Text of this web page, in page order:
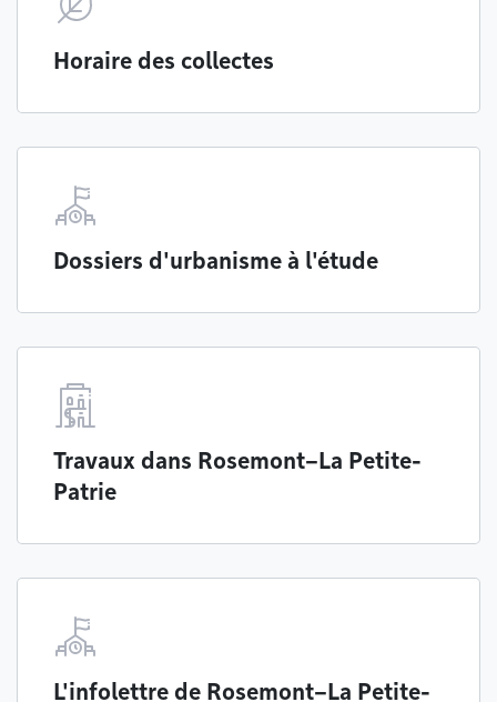
Horaire des collectes
Dossiers d'urbanisme à l'étude
Travaux dans Rosemont–La Petite-
Patrie
L'infolettre de Rosemont–La Petite-